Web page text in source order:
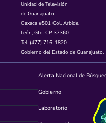
Unidad de Televisión
de Guanajuato.
Oaxaca #501 Col. Arbide,
León, Gto. CP 37360
Tel. (477) 716-1820
Gobierno del Estado de Guanajuato.
Alerta Nacional de
Gobierno
Laboratorio